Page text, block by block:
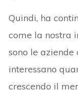
Quindi, ha
come la nostra
sono le
interessano
crescendo il